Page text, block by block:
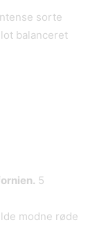
sorte
balanceret
5
modne røde